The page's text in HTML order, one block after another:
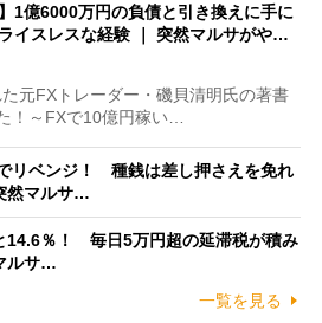
】1億6000万円の負債と引き換えに手に
イスレスな経験 ｜ 突然マルサがや…
元FXトレーダー・磯貝清明氏の著書
！～FXで10億円稼い…
リベンジ！ 種銭は差し押さえを免れ
然マルサ…
14.6％！ 毎日5万円超の延滞税が積み
ルサ…
一覧を見る